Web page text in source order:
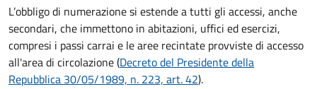
L’obbligo di numerazione si estende a tutti gli accessi, anche
secondari, che immettono in abitazioni, uffici ed esercizi,
compresi i passi carrai e le aree recintate provviste di accesso
all'area di circolazione (Decreto del Presidente della
Repubblica 30/05/1989, n. 223, art. 42).